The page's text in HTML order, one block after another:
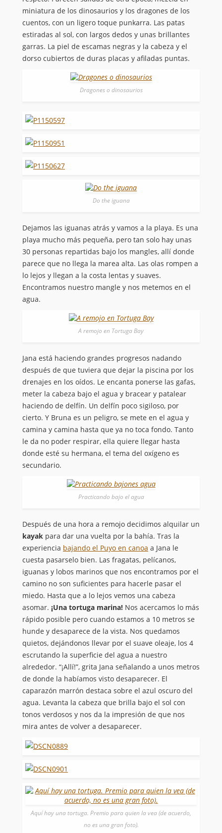
miniatura de los dinosaurios y los dragones de los
cuentos, con un ligero toque punkarra. Las patas
estiradas al sol, con largos dedos y unas brillantes
garras. La piel de escamas negras y la cabeza y el
dorso cubiertos de duras placas y afiladas puntas.
Dragones o dinosaurios
Do the iguana
Dejamos las iguanas atrás y vamos a la playa. Es una
playa mucho más pequeña, pero tan solo hay unas
30 personas repartidas bajo los mangles, allí donde
parece que no llega la marea alta. Las olas rompen a
lo lejos y llegan a la costa lentas y suaves.
Encontramos nuestro mangle y nos metemos en el
agua.
A remojo en Tortuga Bay
Jana está haciendo grandes progresos nadando
después de que tuviera que dejar la piscina por los
drenajes en los oídos. Le encanta ponerse las gafas,
meter la cabeza bajo el agua y bracear y patalear
haciendo de delfín. Un delfín poco sigiloso, por
cierto. Y Bruna es un peligro, se mete en el agua y
camina y camina hasta que ya no toca fondo. Tanto
le da no poder respirar, ella quiere llegar hasta
donde esté su hermana, el tema del oxígeno es
secundario.
Practicando bajo el agua
Después de una hora a remojo decidimos alquilar un
kayak para dar una vuelta por la bahía. Tras la
experiencia bajando el Puyo en canoa a Jana le
cuesta pasarselo bien. Las fragatas, pelícanos,
iguanas y lobos marinos que nos encontramos por el
camino no son suficientes para hacerle pasar el
miedo. Hasta que a lo lejos vemos una cabeza
asomar. ¡Una tortuga marina! Nos acercamos lo más
rápido posible pero cuando estamos a 10 metros se
hunde y desaparece de la vista. Nos quedamos
quietos, dejándonos llevar por el suave oleaje, los 4
escrutando la superficie del agua a nuestro
alrededor. “¡Allí!”, grita Jana señalando a unos metros
de donde la habíamos visto desaparecer. El
caparazón marrón destaca sobre el azul oscuro del
agua. Levanta la cabeza que brilla bajo el sol con
tonos verdosos y nos da la impresión de que nos
mira antes de volver a desaparecer.
Aquí hay una tortuga. Premio para quien la vea (de acuerdo,
no es una gran foto).